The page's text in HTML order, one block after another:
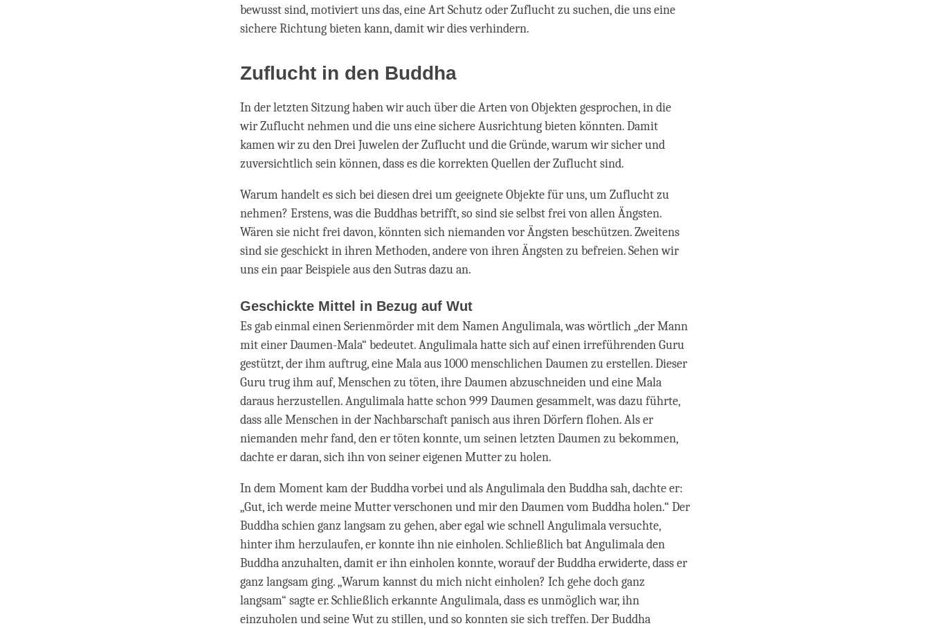
bewusst sind, motiviert uns das, eine Art Schutz oder Zuflucht zu suchen, die uns eine
sichere Richtung bieten kann, damit wir dies verhindern.
Zuflucht in den Buddha
In der letzten Sitzung haben wir auch über die Arten von Objekten gesprochen, in die
wir Zuflucht nehmen und die uns eine sichere Ausrichtung bieten könnten. Damit
kamen wir zu den Drei Juwelen der Zuflucht und die Gründe, warum wir sicher und
zuversichtlich sein können, dass es die korrekten Quellen der Zuflucht sind.
Warum handelt es sich bei diesen drei um geeignete Objekte für uns, um Zuflucht zu
nehmen? Erstens, was die Buddhas betrifft, so sind sie selbst frei von allen Ängsten.
Wären sie nicht frei davon, könnten sich niemanden vor Ängsten beschützen. Zweitens
sind sie geschickt in ihren Methoden, andere von ihren Ängsten zu befreien. Sehen wir
uns ein paar Beispiele aus den Sutras dazu an.
Geschickte Mittel in Bezug auf Wut
Es gab einmal einen Serienmörder mit dem Namen Angulimala, was wörtlich „der Mann
mit einer Daumen-Mala“ bedeutet. Angulimala hatte sich auf einen irreführenden Guru
gestützt, der ihm auftrug, eine Mala aus 1000 menschlichen Daumen zu erstellen. Dieser
Guru trug ihm auf, Menschen zu töten, ihre Daumen abzuschneiden und eine Mala
daraus herzustellen. Angulimala hatte schon 999 Daumen gesammelt, was dazu führte,
dass alle Menschen in der Nachbarschaft panisch aus ihren Dörfern flohen. Als er
niemanden mehr fand, den er töten konnte, um seinen letzten Daumen zu bekommen,
dachte er daran, sich ihn von seiner eigenen Mutter zu holen.
In dem Moment kam der Buddha vorbei und als Angulimala den Buddha sah, dachte er:
„Gut, ich werde meine Mutter verschonen und mir den Daumen vom Buddha holen.“ Der
Buddha schien ganz langsam zu gehen, aber egal wie schnell Angulimala versuchte,
hinter ihm herzulaufen, er konnte ihn nie einholen. Schließlich bat Angulimala den
Buddha anzuhalten, damit er ihn einholen konnte, worauf der Buddha erwiderte, dass er
ganz langsam ging. „Warum kannst du mich nicht einholen? Ich gehe doch ganz
langsam“ sagte er. Schließlich erkannte Angulimala, dass es unmöglich war, ihn
einzuholen und seine Wut zu stillen, und so konnten sie sich treffen. Der Buddha